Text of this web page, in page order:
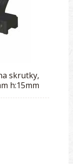
skrutky,
h:15mm